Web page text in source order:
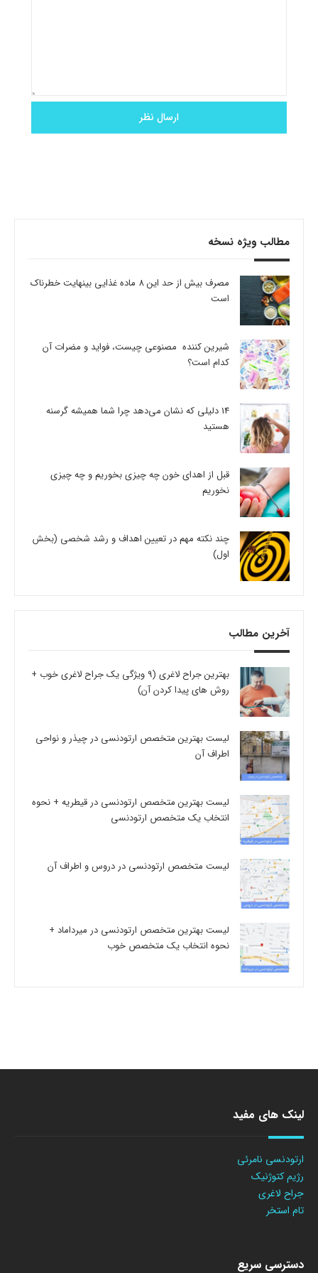
مطالب ویژه نسخه
مصرف بیش از حد این 8 ماده غذایی بینهایت خطرناک
است
شیرین کننده مصنوعی چیست، فواید و مضرات آن
کدام است؟
14 دلیلی که نشان می‌دهد چرا شما همیشه گرسنه
هستید
قبل از اهدای خون چه چیزی بخوریم و چه چیزی
نخوریم
چند نکته مهم در تعیین اهداف و رشد شخصی (بخش
اول)
آخرین مطالب
بهترین جراح لاغری (9 ویژگی یک جراح لاغری خوب +
روش های پیدا کردن آن)
لیست بهترین متخصص ارتودنسی در چیذر و نواحی
اطراف آن
لیست بهترین متخصص ارتودنسی در قیطریه + نحوه
انتخاب یک متخصص ارتودنسی
لیست متخصص ارتودنسی در دروس و اطراف آن
لیست بهترین متخصص ارتودنسی در میرداماد +
نحوه انتخاب یک متخصص خوب
لینک های مفید
ارتودنسی نامرئی
رژیم کتوژنیک
جراح لاغری
تام استخر
دسترسی سریع